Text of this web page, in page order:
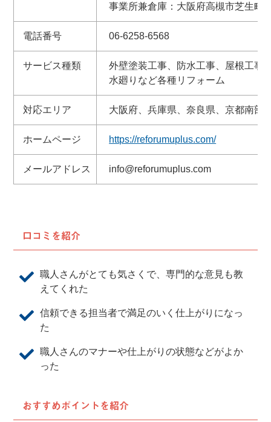
事業所兼倉庫：大阪府高槻市芝生町
電話番号 06-6258-6568
サービス種類
外壁塗装工事、防水工事、屋根工事
水廻りなど各種リフォーム
対応エリア 大阪府、兵庫県、奈良県、京都南部
ホームページ https://reforumuplus.com/
メールアドレス info@reforumuplus.com
口コミを紹介
職人さんがとても気さくで、専門的な意見も教
えてくれた
信頼できる担当者で満足のいく仕上がりになっ
た
職人さんのマナーや仕上がりの状態などがよか
った
おすすめポイントを紹介